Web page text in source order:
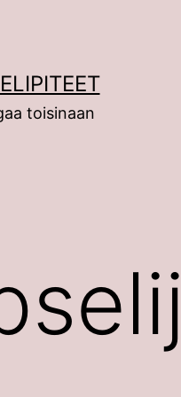
toisinaan